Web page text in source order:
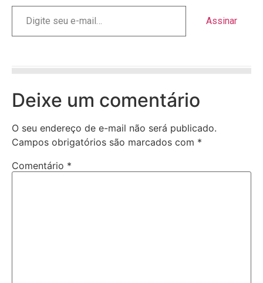
Assinar
Deixe um comentário
O seu endereço de e-mail não será publicado.
Campos obrigatórios são marcados com *
Comentário *